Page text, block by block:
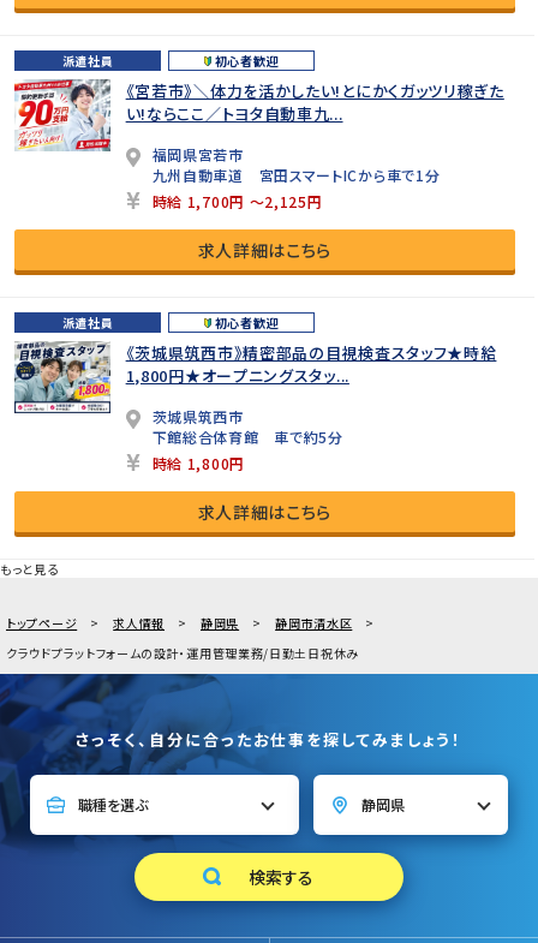
派遣社員 初心者歓迎
《宮若市》＼体力を活かしたい!とにかくガッツリ稼ぎた
い!ならここ／トヨタ自動車九...
福岡県宮若市
九州自動車道 宮田スマートICから車で1分
時給 1,700円 ～2,125円
求人詳細はこちら
派遣社員 初心者歓迎
《茨城県筑西市》精密部品の目視検査スタッフ★時給
1,800円★オープニングスタッ...
茨城県筑西市
下館総合体育館 車で約5分
時給 1,800円
求人詳細はこちら
もっと見る
トップページ 求人情報 静岡県
静岡市清水区
クラウドプラットフォームの設計・運用管理業務/日勤土日祝休み
さっそく、自分に合ったお仕事を探してみましょう！